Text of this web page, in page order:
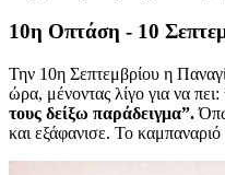
10η Οπτάση - 10
Την 10η Σεπτεμβρίου η
ώρα, μένοντας λίγο για να πει:
τους δείξω παράδειγμα”.
και εξάφανισε. Το